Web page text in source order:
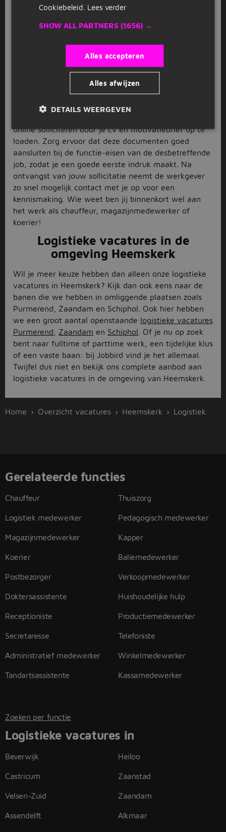
banen, waarbij je pakketten aflevert bij
complete overzicht aan verschillende logistieke
vacatures in Heemskerk en solliciteer direct.
Solliciteren op logistieke
vacatures in Heemskerk
Heb je een leuke logistieke vacature Heemskerk
gevonden tussen ons aanbod? Dan is het tijd om te
online solliciteren door je cv en motivatiebrief up te
loaden. Zorg ervoor dat deze documenten goed
aansluiten bij de functie-eisen van de desbetreffende
job, zodat je een goede eerste indruk maakt. Na
ontvangst van jouw sollicitatie neemt de werkgever
zo snel mogelijk contact met je op voor een
kennismaking. Wie weet ben jij binnenkort wel aan
het werk als chauffeur, magazijnmedewerker of
koerier!
Logistieke vacatures in de
omgeving Heemskerk
Wil je meer keuze hebben dan alleen onze logistieke
vacatures in Heemskerk? Kijk dan ook eens naar de
banen die we hebben in omliggende plaatsen zoals
Purmerend, Zaandam en Schiphol. Ook hier hebben
we een groot aantal openstaande logistieke vacatures
Purmerend
Zaandam en Schiphol . Of je nu op zoek
bent naar fulltime of parttime werk, een tijdelijke klus
of een vaste baan: bij Jobbird vind je het allemaal.
Twijfel dus niet en bekijk ons complete aanbod aan
logistieke vacatures in de omgeving van Heemskerk.
Home Overzicht vacatures Heemskerk Logistiek
Gerelateerde functies
Chauffeur
Logistiek medewerker
Magazijnmedewerker
Koerier
Postbezorger
Doktersassistente
Receptioniste
Secretaresse
Administratief medewerker
Tandartsassistente
Thuiszorg
Pedagogisch medewerker
Kapper
Baliemedewerker
Verkoopmedewerker
Huishoudelijke hulp
Productiemedewerker
Telefoniste
Winkelmedewerker
Kassamedewerker
Zoeken per functie
Logistieke vacatures in
Beverwijk
Castricum
Velsen-Zuid
Assendelft
Heiloo
Zaanstad
Zaandam
Alkmaar
Cookiebeleid. Lees verder
SHOW ALL PARTNERS (1656) →
Alles accepteren
Alles afwijzen
DETAILS WEERGEVEN